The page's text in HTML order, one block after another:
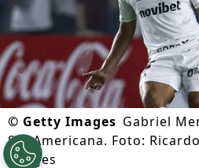
© Getty Images Gabriel
Sul-Americana. Foto:
Images